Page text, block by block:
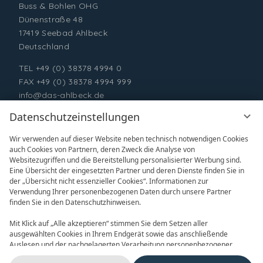
Datenschutzeinstellungen
Wir verwenden auf dieser Website neben technisch notwendigen Cookies
auch Cookies von Partnern, deren Zweck die Analyse von
Websitezugriffen und die Bereitstellung personalisierter Werbung sind.
Eine Übersicht der eingesetzten Partner und deren Dienste finden Sie in
der „Übersicht nicht essenzieller Cookies“. Informationen zur
Verwendung Ihrer personenbezogenen Daten durch unsere Partner
finden Sie in den Datenschutzhinweisen.
Mit Klick auf „Alle akzeptieren“ stimmen Sie dem Setzen aller
ausgewählten Cookies in Ihrem Endgerät sowie das anschließende
Auslesen und der nachgelagerten Verarbeitung personenbezogener
Daten (z.B. Ihrer IP-Adresse) durch uns und unseren Partnern zu. Falls
Buss & Bohlen OHG
Dünenstraße 48
17419 Seebad Ahlbeck
Deutschland
TEL +49 (0) 38378 4994 0
FAX +49 (0) 38378 4994 999
info@das-ahlbeck.de
ONLINE BUCHEN ANFRAGEN